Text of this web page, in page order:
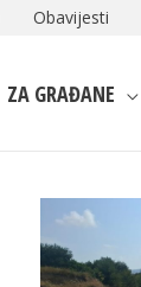
Obavijesti
ZA GRAĐANE